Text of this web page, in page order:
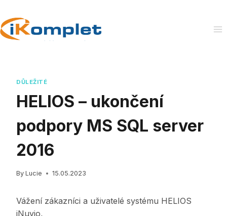
to
content
DŮLEŽITÉ
HELIOS – ukončení
podpory MS SQL server
2016
By Lucie 15.05.2023
Vážení zákazníci a uživatelé systému HELIOS
iNuvio,